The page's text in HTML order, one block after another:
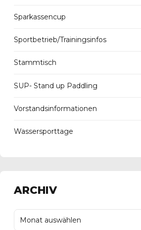
Sparkassencup
Sportbetrieb/Trainingsinfos
Stammtisch
SUP- Stand up Paddling
Vorstandsinformationen
Wassersporttage
ARCHIV